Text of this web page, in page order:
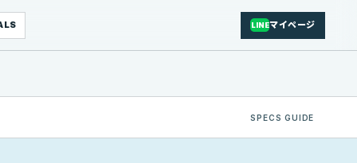
LINEマイページ
SPECS GUIDE